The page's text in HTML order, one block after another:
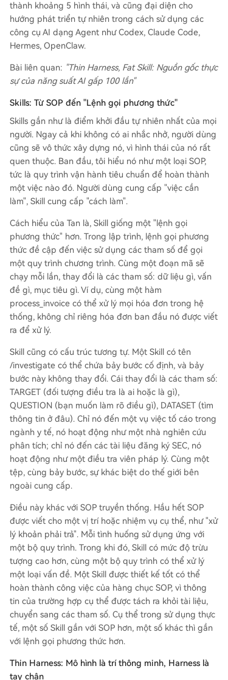
thành khoảng 5 hình thái, và cũng đại diện cho
hướng phát triển tự nhiên trong cách sử dụng các
công cụ AI dạng Agent như Codex, Claude Code,
Hermes, OpenClaw.
Bài liên quan: "Thin Harness, Fat Skill: Nguồn gốc thực
sự của năng suất AI gấp 100 lần"
Skills: Từ SOP đến "Lệnh gọi phương thức"
Skills gần như là điểm khởi đầu tự nhiên nhất của mọi
người. Ngay cả khi không có ai nhắc nhở, người dùng
cũng sẽ vô thức xây dựng nó, vì hình thái của nó rất
quen thuộc. Ban đầu, tôi hiểu nó như một loại SOP,
tức là quy trình vận hành tiêu chuẩn để hoàn thành
một việc nào đó. Người dùng cung cấp "việc cần
làm", Skill cung cấp "cách làm".
Cách hiểu của Tan là, Skill giống một "lệnh gọi
phương thức" hơn. Trong lập trình, lệnh gọi phương
thức đề cập đến việc sử dụng các tham số để gọi
một quy trình chương trình. Cùng một đoạn mã sẽ
chạy mỗi lần, thay đổi là các tham số: dữ liệu gì, vấn
đề gì, mục tiêu gì. Ví dụ, cùng một hàm
process_invoice có thể xử lý mọi hóa đơn trong hệ
thống, không chỉ riêng hóa đơn ban đầu nó được viết
ra để xử lý.
Skill cũng có cấu trúc tương tự. Một Skill có tên
/investigate có thể chứa bảy bước cố định, và bảy
bước này không thay đổi. Cái thay đổi là các tham số:
TARGET (đối tượng điều tra là ai hoặc là gì),
QUESTION (bạn muốn làm rõ điều gì), DATASET (tìm
thông tin ở đâu). Chỉ nó đến một vụ việc tố cáo trong
ngành y tế, nó hoạt động như một nhà nghiên cứu
phân tích; chỉ nó đến các tài liệu đăng ký SEC, nó
hoạt động như một điều tra viên pháp lý. Cùng một
tệp, cùng bảy bước, sự khác biệt do thế giới bên
ngoài cung cấp.
Điều này khác với SOP truyền thống. Hầu hết SOP
được viết cho một vị trí hoặc nhiệm vụ cụ thể, như "xử
lý khoản phải trả". Mỗi tình huống sử dụng ứng với
một bộ quy trình. Trong khi đó, Skill có mức độ trừu
tượng cao hơn, cùng một bộ quy trình có thể xử lý
một loại vấn đề. Một Skill được thiết kế tốt có thể
hoàn thành công việc của hàng chục SOP, vì thông
tin của trường hợp cụ thể được tách ra khỏi tài liệu,
chuyển sang các tham số. Cụ thể trong sử dụng thực
tế, một số Skill gần với SOP hơn, một số khác thì gần
với lệnh gọi phương thức hơn.
Thin Harness: Mô hình là trí thông minh, Harness là
tay chân